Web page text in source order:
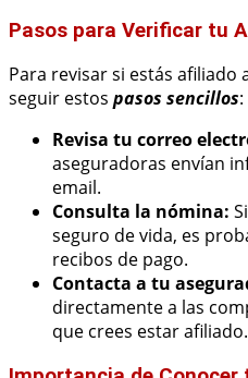
Pasos para Verificar tu
Para revisar si estás afiliado
seguir estos pasos sencillos:
Revisa tu correo
aseguradoras envían
email.
Consulta la nómina:
seguro de vida, es
recibos de pago.
Contacta a tu
directamente a las
que crees estar afiliado.